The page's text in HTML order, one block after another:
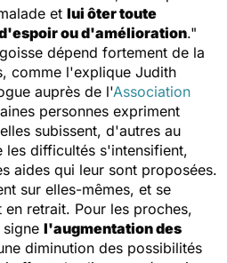
et lui ôter toute
ou d'amélioration."
dépend fortement de la
comme l'explique Judith
auprès de l'Association
personnes expriment
subissent, d'autres au
les difficultés s'intensifient,
aides qui leur sont proposées.
sur elles-mêmes, et se
retrait. Pour les proches,
l'augmentation des
diminution des possibilités